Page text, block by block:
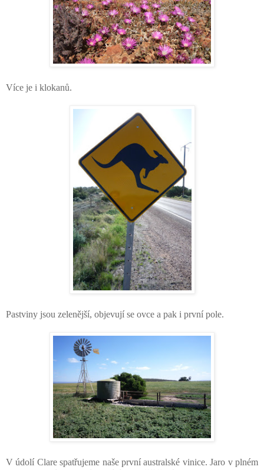
Více je i klokanů.
Pastviny jsou zelenější, objevují se ovce a pak i první pole.
V údolí Clare spatřujeme naše první australské vinice. Jaro v plném